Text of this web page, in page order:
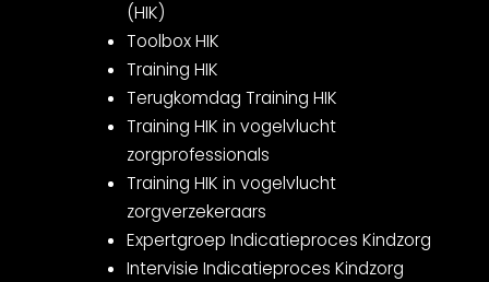
(HIK)
Toolbox HIK
Training HIK
Terugkomdag Training HIK
Training HIK in vogelvlucht
zorgprofessionals
Training HIK in vogelvlucht
zorgverzekeraars
Expertgroep Indicatieproces Kindzorg
Intervisie Indicatieproces Kindzorg